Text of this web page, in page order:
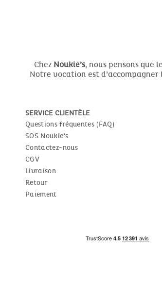
Chez Noukie’s, nous pensons que
Notre vocation est
SERVICE CLIENTÈLE
Questions fréquentes (FAQ)
SOS Noukie's
Contactez-nous
CGV
Livraison
Retour
Paiement